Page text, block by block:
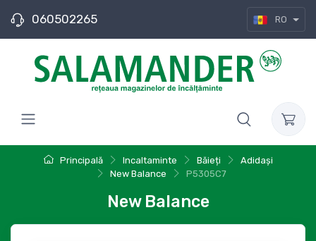
060502265 RO
Principală Incaltaminte Băieți
Adidași
New Balance
P5305C7
New Balance